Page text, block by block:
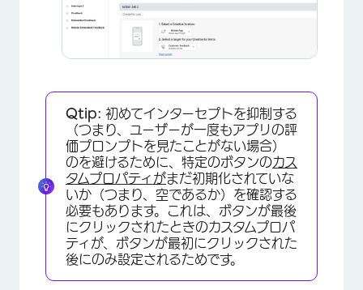
×
Qtip: 初めてインターセプトを抑制する
（つまり、ユーザーが一度もアプリの評
価プロンプトを見たことがない場合）
のを避けるために、特定のボタンのカス
タムプロパティがまだ初期化されていな
いか（つまり、空であるか）を確認する
必要もあります。これは、ボタンが最後
にクリックされたときのカスタムプロパ
ティが、ボタンが最初にクリックされた
後にのみ設定されるためです。